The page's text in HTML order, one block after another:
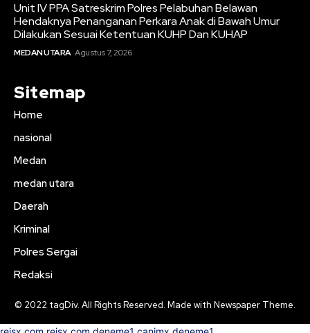
Unit IV PPA Satreskrim Polres Pelabuhan Belawan
Hendaknya Penanganan Perkara Anak di Bawah Umur
Dilakukan Sesuai Ketentuan KUHP Dan KUHAP
MEDAN UTARA Agustus 7, 2026
Sitemap
Home
nasional
Medan
medan utara
Daerah
Kriminal
Polres Sergai
Redaksi
© 2022 tagDiv. All Rights Reserved. Made with Newspaper Theme.